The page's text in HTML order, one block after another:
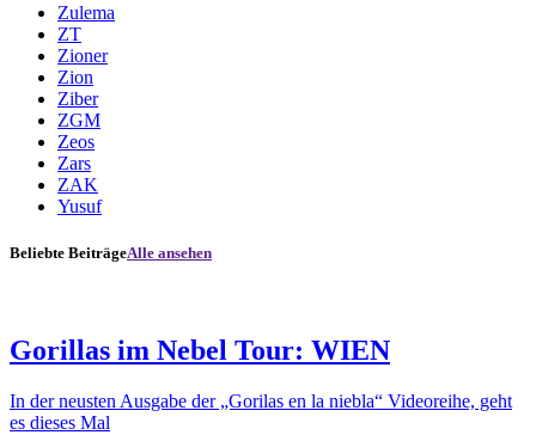
Zulema
ZT
Zioner
Zion
Ziber
ZGM
Zeos
Zars
ZAK
Yusuf
Beliebte BeiträgeAlle ansehen
Gorillas im Nebel Tour: WIEN
In der neusten Ausgabe der „Gorilas en la niebla“ Videoreihe, geht
es dieses Mal